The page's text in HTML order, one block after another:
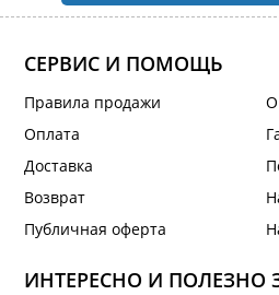
СЕРВИС И ПОМОЩЬ
Правила продажи
Оплата
Доставка
Возврат
Публичная оферта
О
ИНТЕРЕСНО И ПОЛЕЗНО